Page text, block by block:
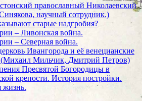
православный Николаевский
научный сотрудник.)
старые надгробия?
– Ливонская война.
– Северная война.
Ивангорода и её венецианские
Мильчик, Дмитрий Петров)
Пресвятой Богородицы в
крепости. История постройки.
жизнь.